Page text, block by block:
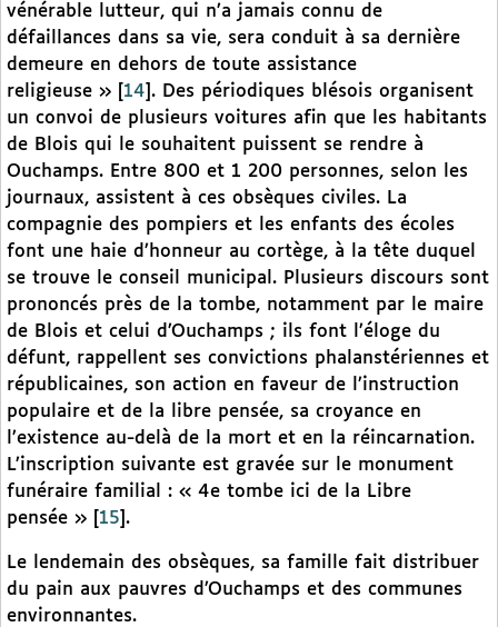
vénérable lutteur, qui n’a jamais connu de
défaillances dans sa vie, sera conduit à sa dernière
demeure en dehors de toute assistance
religieuse »
14 . Des périodiques blésois organisent
un convoi de plusieurs voitures afin que les habitants
de Blois qui le souhaitent puissent se rendre à
Ouchamps. Entre 800 et 1 200 personnes, selon les
journaux, assistent à ces obsèques civiles. La
compagnie des pompiers et les enfants des écoles
font une haie d’honneur au cortège, à la tête duquel
se trouve le conseil municipal. Plusieurs discours sont
prononcés près de la tombe, notamment par le maire
de Blois et celui d’Ouchamps ; ils font l’éloge du
défunt, rappellent ses convictions phalanstériennes et
républicaines, son action en faveur de l’instruction
populaire et de la libre pensée, sa croyance en
l’existence au-delà de la mort et en la réincarnation.
L’inscription suivante est gravée sur le monument
funéraire familial : « 4e tombe ici de la Libre
pensée »
15 .
Le lendemain des obsèques, sa famille fait distribuer
du pain aux pauvres d’Ouchamps et des communes
environnantes.